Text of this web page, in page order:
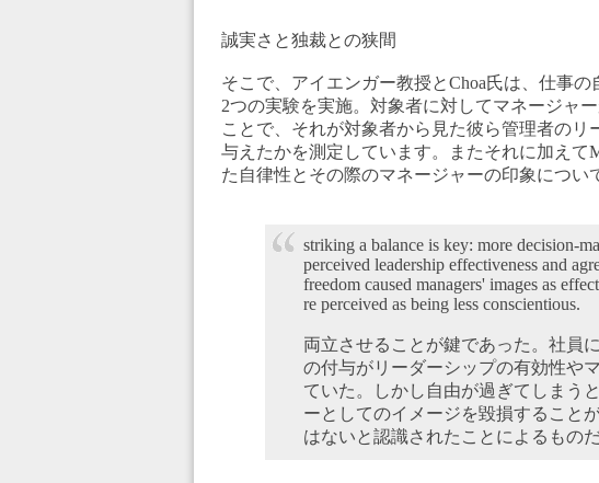
誠実さと独裁との狭間
そこで、アイエンガー教授とChoa氏は、仕事
2つの実験を実施。対象者に対してマネージャ
ことで、それが対象者から見た彼ら管理者の
与えたかを測定しています。またそれに加え
た自律性とその際のマネージャーの印象につい
striking a balance is key: more decision-
perceived leadership effectiveness and
freedom caused managers' images as
re perceived as being less conscientious.
両立させることが鍵であった。社員
の付与がリーダーシップの有効性や
ていた。しかし自由が過ぎてしまう
ーとしてのイメージを毀損すること
はないと認識されたことによるものだ